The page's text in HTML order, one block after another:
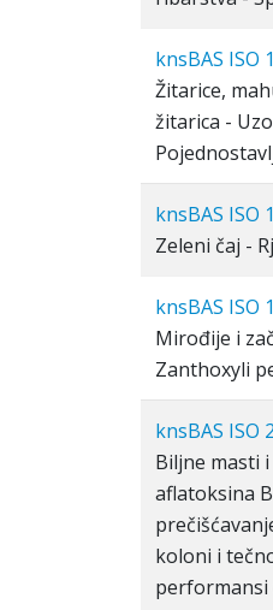
knsBAS ISO
Žitarice,
žitarica -
knsBAS ISO
Zeleni čaj -
knsBAS ISO
Mirođije i
Zanthoxyli
knsBAS ISO
Biljne masti
aflatoksina
koloni i
performansi